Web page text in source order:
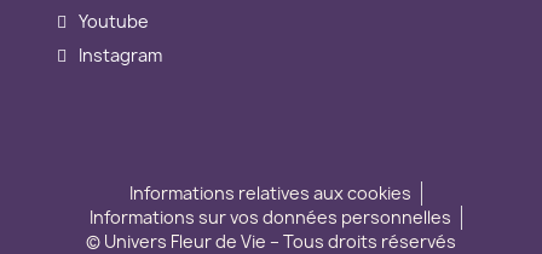
Youtube
Instagram
Informations relatives aux cookies
Informations sur vos données personnelles
© Univers Fleur de Vie – Tous droits réservés